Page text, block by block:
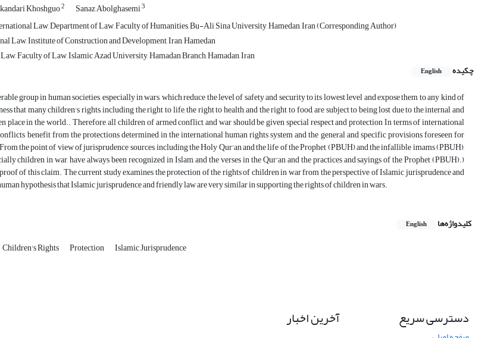
Khoshguo2 Sanaz Abolghasemi3
Law, Department of Law, Faculty of Humanities, Bu-Ali Sina University, Hamedan, Iran (Corresponding Author)
Law, Institute of Construction and Development, Iran, Hamedan
Faculty of Law, Islamic Azad University, Hamadan Branch, Hamadan, Iran
چکیده
English
group in human societies, especially in wars, which reduce the level of safety and security to its lowest level and expose them to any kind of
that many children's rights, including the right to life, the right to health, and the right to food, are subject to being lost due to the internal and
place in the world.. Therefore, all children of armed conflict and war should be given special respect and protection In terms of international
benefit from the protections determined in the international human rights system and the general and specific provisions foreseen for
the point of view of jurisprudence sources, including the Holy Qur'an and the life of the Prophet (PBUH) and the infallible imams (PBUH),
children in war, have always been recognized in Islam, and the verses in the Qur'an and the practices and sayings of the Prophet (PBUH).)
of this claim. The current study examines the protection of the rights of children in war from the perspective of Islamic jurisprudence and
hypothesis that Islamic jurisprudence and friendly law are very similar in supporting the rights of children in wars.
کلیدواژه‌ها English
Children's Rights Protection Islamic Jurisprudence
دسترسی سریع آخرین اخبار